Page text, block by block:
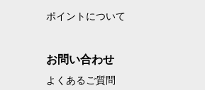
ポイントについて
お問い合わせ
よくあるご質問